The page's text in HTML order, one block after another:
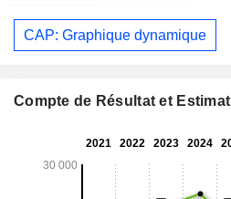
CAP: Graphique dynamique
Compte de Résultat et